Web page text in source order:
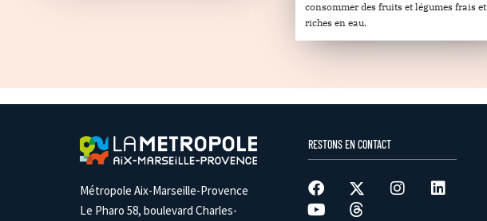
consommer des fruits et légumes frais et
riches en eau.
Métropole Aix-Marseille-Provence
Le Pharo 58, boulevard Charles-
RESTONS EN CONTACT